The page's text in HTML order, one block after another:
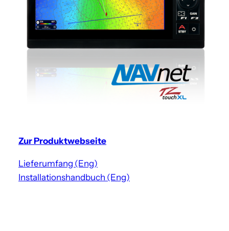
Zur Produktwebseite
Lieferumfang (Eng)
Installationshandbuch (Eng)